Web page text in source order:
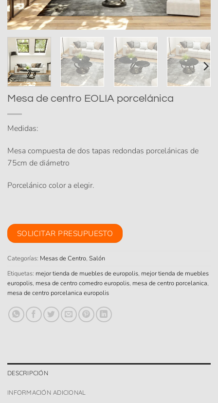
Mesa de centro EOLIA porcelánica
Medidas:
Mesa compuesta de dos tapas redondas porcelánicas de
75cm de diámetro
Porcelánico color a elegir.
SOLICITAR PRESUPUESTO
Categorías: Mesas de Centro, Salón
Etiquetas: mejor tienda de muebles de europolis, mejor tienda de muebles
europolis, mesa de centro comedro europolis, mesa de centro porcelanica,
mesa de centro porcelanica europolis
DESCRIPCIÓN
INFORMACIÓN ADICIONAL